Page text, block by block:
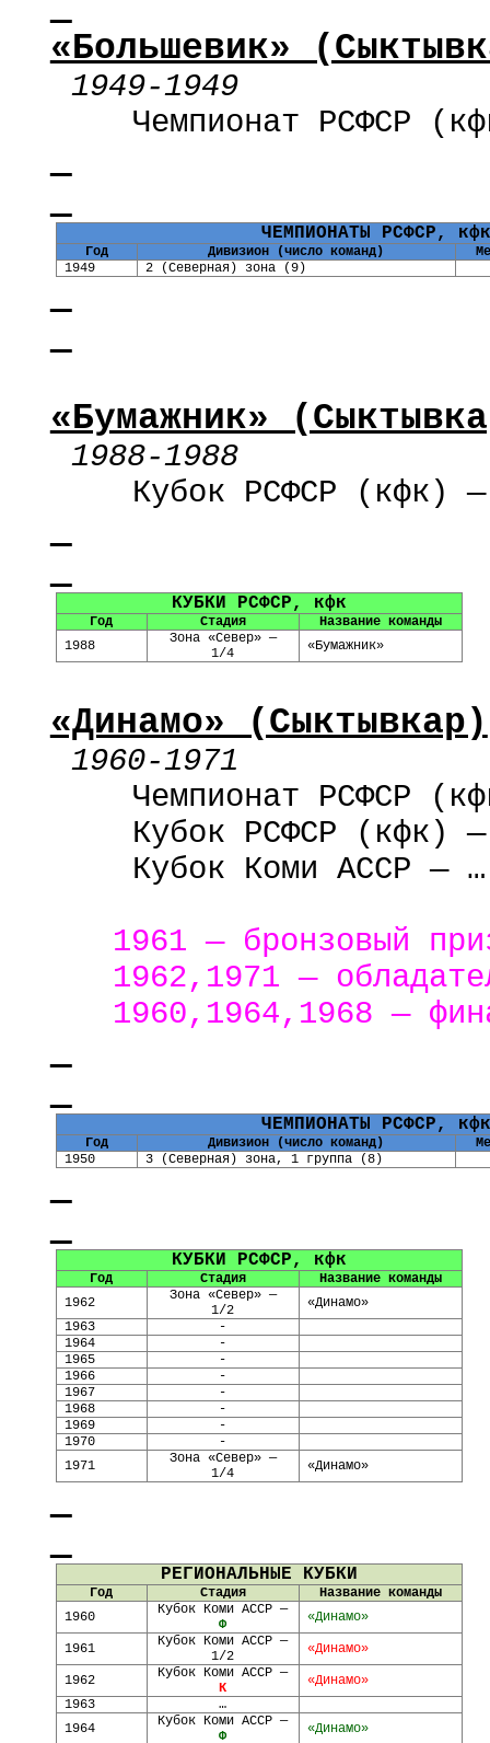
«Большевик»
1949-1949
Чемпионат РСФСР (
ЧЕМПИОНАТЫ РСФСР,
Год Дивизион (число команд)
1949
2 (Северная) зона (9)
«Бумажник»
1988-1988
Кубок РСФСР ( кфк)
КУБКИ РСФСР, кфк
Год Стадия
Название команды
1988
Зона «Север» —
1/4
«Бумажник»
«Динамо» (Сыктывкар)
1960-1971
Чемпионат РСФСР (
Кубок РСФСР ( кфк) —
Кубок Коми АССР —
1961 — бронзовый
1962,1971 —
1960,1964,1968 —
ЧЕМПИОНАТЫ РСФСР,
Год Дивизион (число команд)
1950
3 (Северная) зона, 1 группа (8)
КУБКИ РСФСР, кфк
Год Стадия
Название команды
1962
Зона «Север» —
1/2
«Динамо»
1963
-
1964
-
1965
-
1966
-
1967
-
1968
-
1969
-
1970
-
1971
Зона «Север» —
1/4
«Динамо»
РЕГИОНАЛЬНЫЕ КУБКИ
Год Стадия
Название команды
1960
Кубок Коми АССР —
Ф
«Динамо»
1961
Кубок Коми АССР —
1/2
«Динамо»
1962
Кубок Коми АССР —
К
«Динамо»
1963
…
1964
Кубок Коми АССР —
Ф
«Динамо»